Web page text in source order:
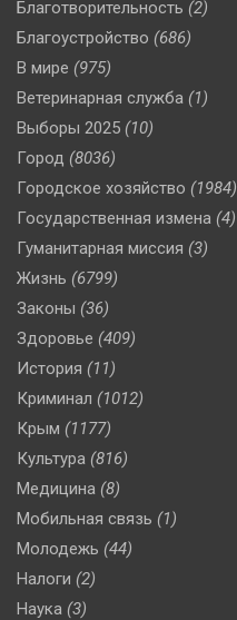
Благотворительность (2)
Благоустройство (686)
В мире (975)
Ветеринарная служба (1)
Выборы 2025 (10)
Город (8036)
Городское хозяйство (1984)
Государственная измена (4)
Гуманитарная миссия (3)
Жизнь (6799)
Законы (36)
Здоровье (409)
История (11)
Криминал (1012)
Крым (1177)
Культура (816)
Медицина (8)
Мобильная связь (1)
Молодежь (44)
Налоги (2)
Наука (3)